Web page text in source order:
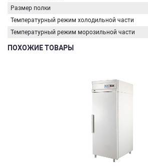
Размер полки
Температурный режим холодильной части
Температурный режим морозильной части
ПОХОЖИЕ ТОВАРЫ